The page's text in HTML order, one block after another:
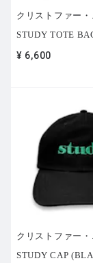
各メゾンから
からパンクの
のチャーリー
い、ロンドン
そこに現れる
きわめて脆弱
そ強く引き寄
は、リサーチ
る。ファッシ
は、単体とし
り形を成して
メイン・ポー
てる一方、イ
クリストファー・
STUDY TOTE
¥ 6,600
クリストファー・
STUDY CAP